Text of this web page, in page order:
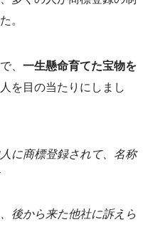
。
、 一生懸命育てた宝物を
を目の当たりにしまし
に商標登録されて、名称
後から来た他社に訴えら